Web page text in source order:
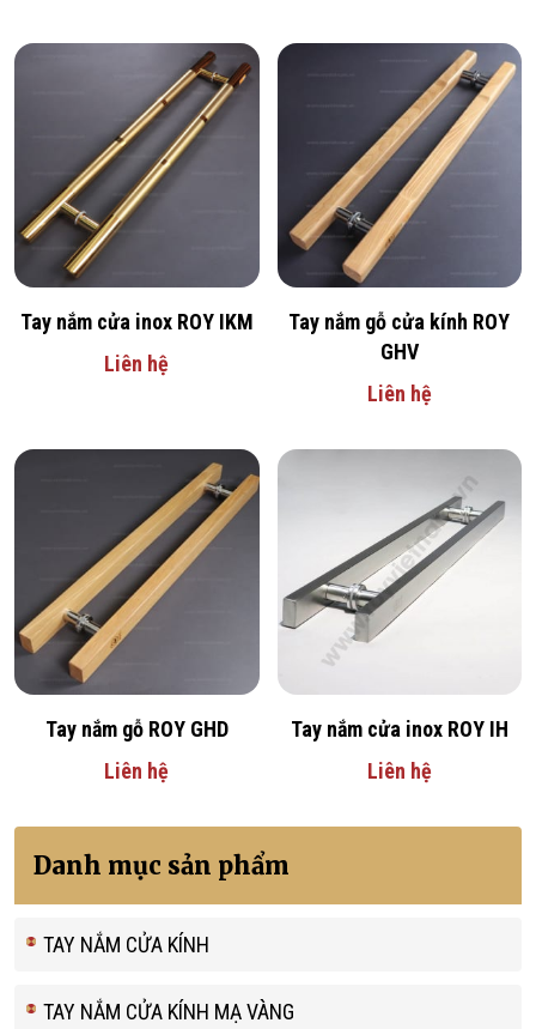
Tay nắm cửa inox ROY IKM
Liên hệ
Tay nắm gỗ cửa kính ROY
GHV
Liên hệ
Tay nắm gỗ ROY GHD
Liên hệ
Tay nắm cửa inox ROY IH
Liên hệ
Danh mục sản phẩm
TAY NẮM CỬA KÍNH
TAY NẮM CỬA KÍNH MẠ VÀNG